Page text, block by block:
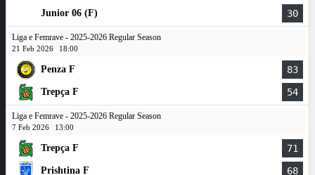
Junior 06 (F) 30
Liga e Femrave - 2025-2026 Regular Season
21 Feb 2026 18:00
Penza F 83
Trepça F 54
Liga e Femrave - 2025-2026 Regular Season
7 Feb 2026 13:00
Trepça F 71
Prishtina F 68